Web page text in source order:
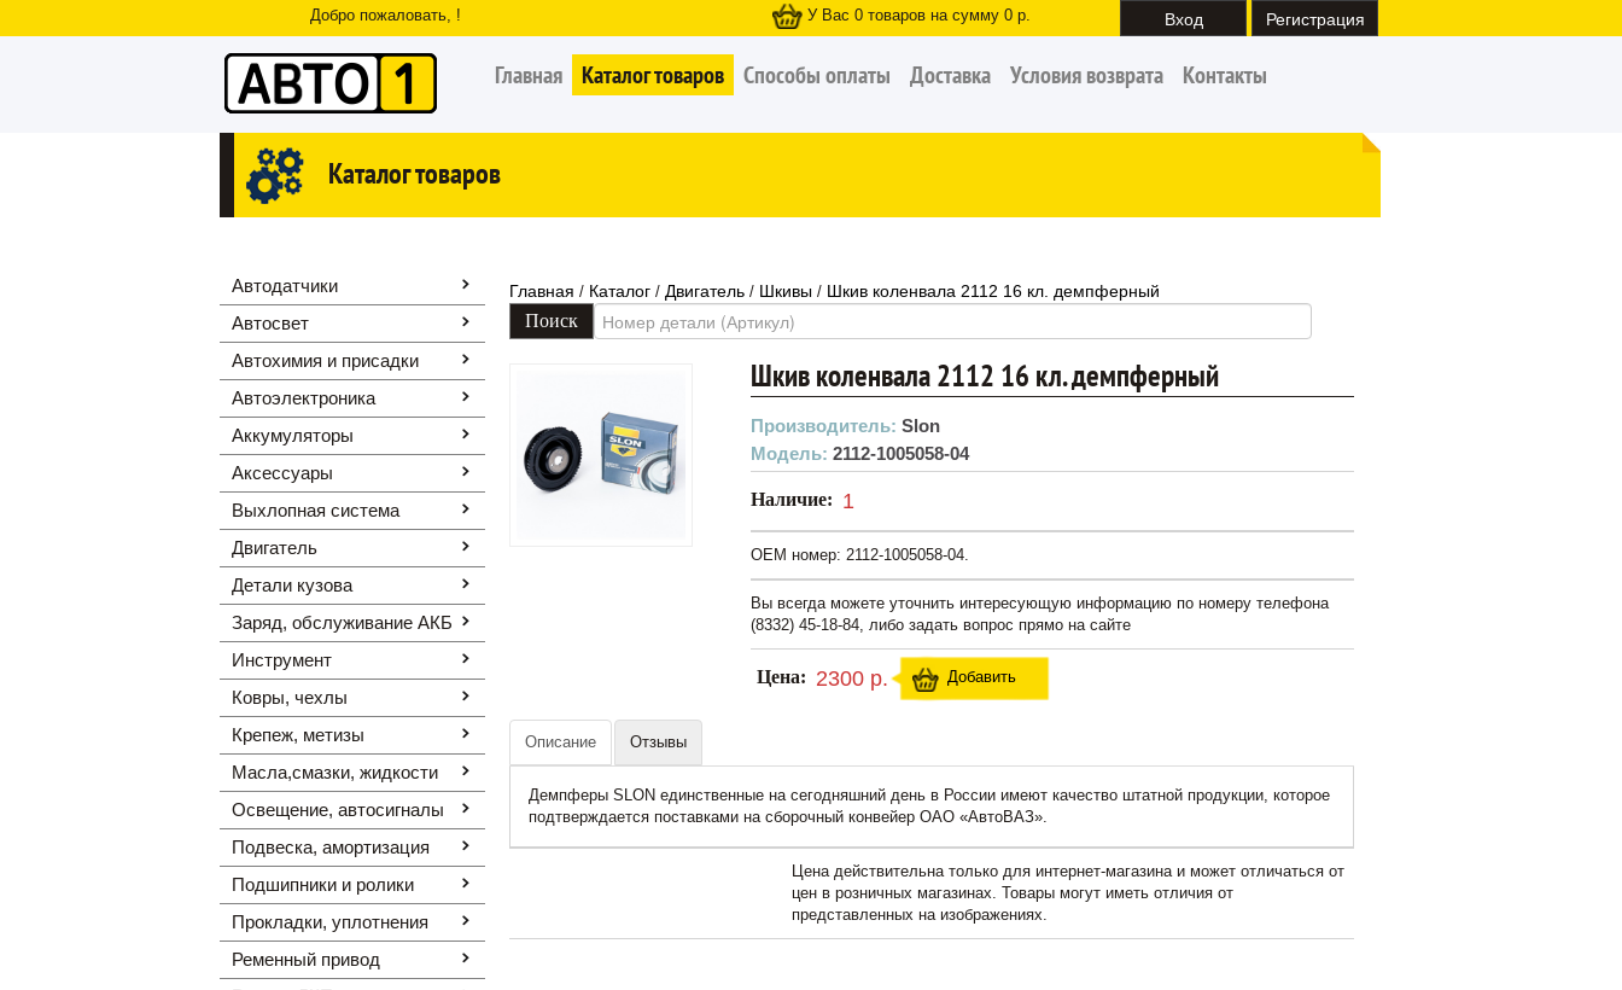
Добро пожаловать, ! У Вас 0 товаров на сумму 0 р. Вход Регистрация
Главная Каталог товаров Способы оплаты Доставка Условия возврата Контакты
Каталог товаров
Автодатчики
Автосвет
Автохимия и присадки
Автоэлектроника
Аккумуляторы
Аксессуары
Выхлопная система
Двигатель
Детали кузова
Заряд, обслуживание АКБ
Инструмент
Ковры, чехлы
Крепеж, метизы
Масла,смазки, жидкости
Освещение, автоcигналы
Подвеска, амортизация
Подшипники и ролики
Прокладки, уплотнения
Ременный привод
Главная / Каталог / Двигатель / Шкивы / Шкив коленвала 2112 16 кл. демпферный
Шкив коленвала 2112 16 кл. демпферный
Производитель: Slon
Модель: 2112-1005058-04
Наличие: 1
OEM номер: 2112-1005058-04.
Вы всегда можете уточнить интересующую информацию по номеру телефона
(8332) 45-18-84, либо задать вопрос прямо на сайте
Цена: 2300 р. Добавить
Описание Отзывы
Демпферы SLON единственные на сегодняшний день в России имеют качество штатной продукции, которое
подтверждается поставками на сборочный конвейер ОАО «АвтоВАЗ».
Цена действительна только для интернет-магазина и может отличаться от
цен в розничных магазинах. Товары могут иметь отличия от
представленных на изображениях.